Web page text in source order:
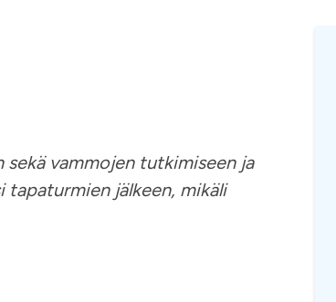
vammojen tutkimiseen ja
jälkeen, mikäli